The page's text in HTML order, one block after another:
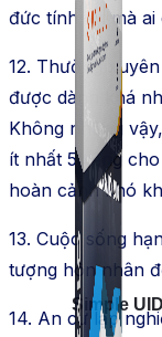
Simple UID
đức tính tốt mà ai
12. Thường
được dành khá
Không những
ít nhất 5 tiếng
hoàn cảnh khó
13. Cuộc sống
tượng hôn nhân
14. An cư lạp